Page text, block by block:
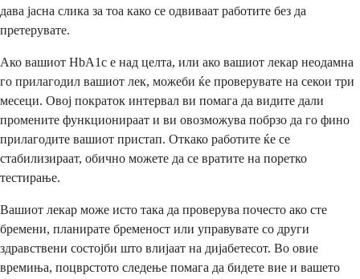
дава јасна слика за тоа како се одвиваат работите без да
претерувате.
Ако вашиот HbA1c е над целта, или ако вашиот лекар неодамна
го прилагодил вашиот лек, можеби ќе проверувате на секои три
месеци. Овој пократок интервал ви помага да видите дали
промените функционираат и ви овозможува побрзо да го фино
прилагодите вашиот пристап. Откако работите ќе се
стабилизираат, обично можете да се вратите на поретко
тестирање.
Вашиот лекар може исто така да проверува почесто ако сте
бремени, планирате бременост или управувате со други
здравствени состојби што влијаат на дијабетесот. Во овие
времиња, поцврстото следење помага да бидете вие и вашето